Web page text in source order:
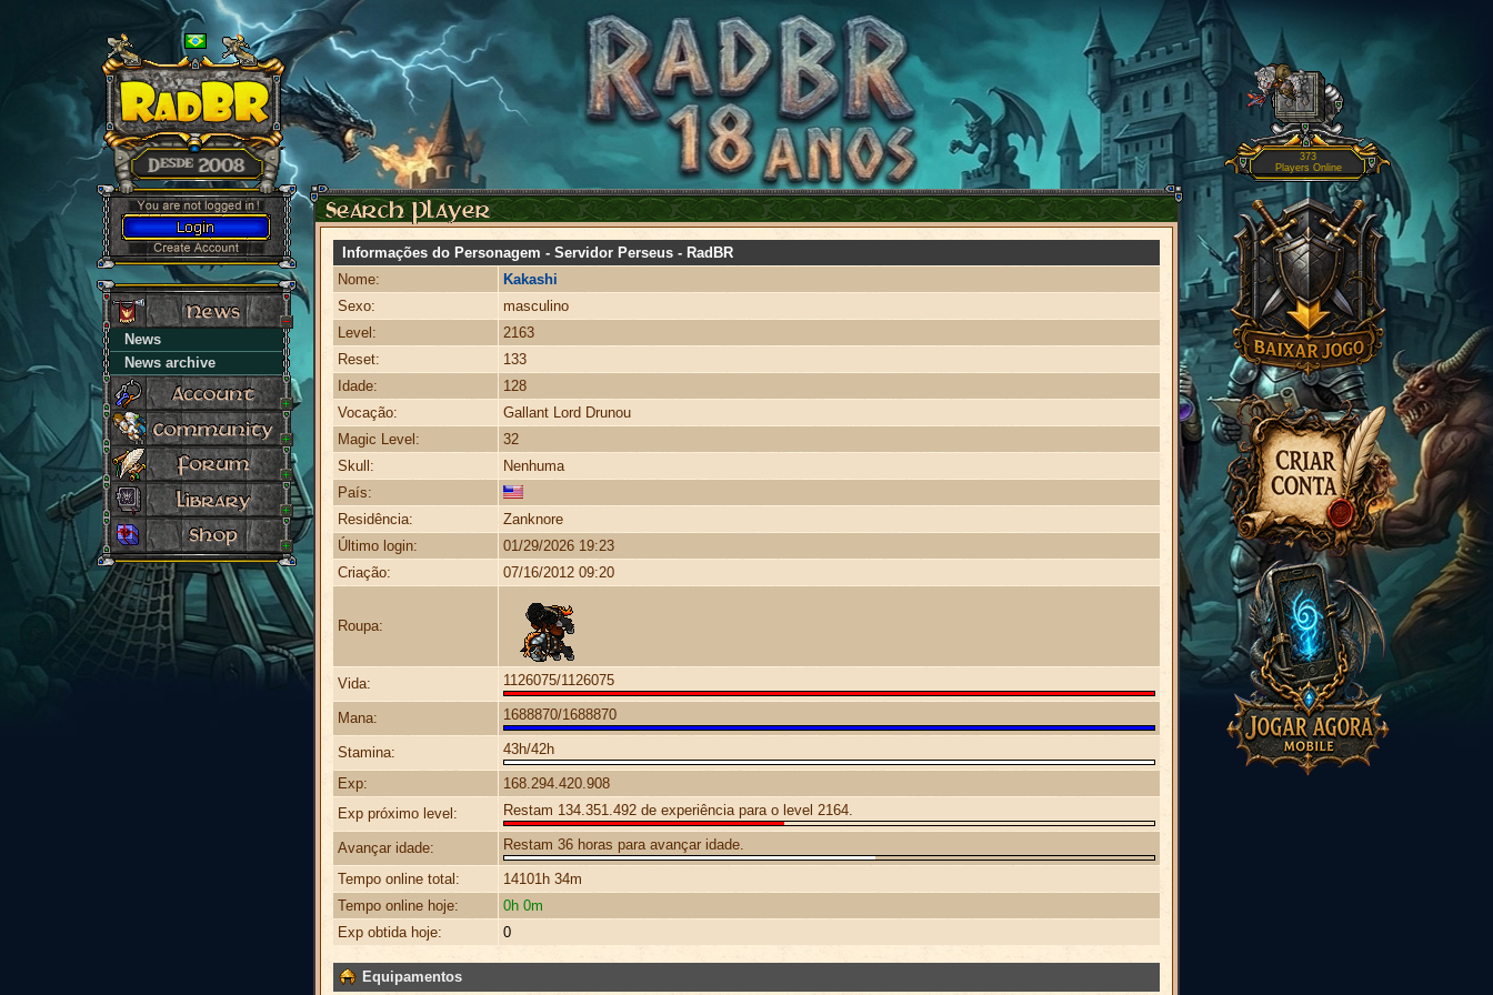
News
News archive
Informações do Personagem - Servidor Perseus - RadBR
Nome:
Kakashi
Sexo:
masculino
Level:
2163
Reset:
133
Idade:
128
Vocação:
Gallant Lord Drunou
Magic Level:
32
Skull:
Nenhuma
País:
Residência:
Zanknore
Último login:
01/29/2026 19:23
Criação:
07/16/2012 09:20
Roupa:
Vida: 1126075/1126075
Mana: 1688870/1688870
Stamina: 43h/42h
Exp:
168.294.420.908
Exp próximo level:
Restam 134.351.492 de experiência para o level 2164.
Avançar idade: Restam 36 horas para avançar idade.
Tempo online total:
14101h 34m
Tempo online hoje:
0h 0m
Exp obtida hoje:
0
Equipamentos
373
Players Online